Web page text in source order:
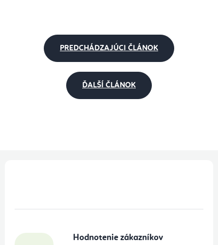
PREDCHÁDZAJÚCI ČLÁNOK
ĎALŠÍ ČLÁNOK
Hodnotenie zákazníkov